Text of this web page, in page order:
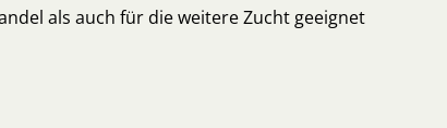
als auch für die weitere Zucht geeignet